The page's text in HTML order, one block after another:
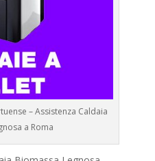
– Assistenza Caldaia
a Roma